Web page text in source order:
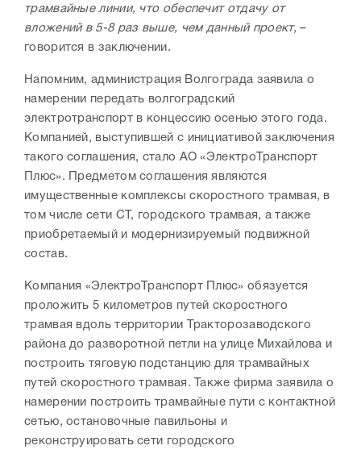
трамвайные линии, что обеспечит отдачу от
вложений в 5-8 раз выше, чем данный проект,–
говорится в заключении.
Напомним, администрация Волгограда заявила о
намерении передать волгоградский
электротранспорт в концессию осенью этого года.
Компанией, выступившей с инициативой заключения
такого соглашения, стало АО «ЭлектроТранспорт
Плюс». Предметом соглашения являются
имущественные комплексы скоростного трамвая, в
том числе сети СТ, городского трамвая, а также
приобретаемый и модернизируемый подвижной
состав.
Компания «ЭлектроТранспорт Плюс» обязуется
проложить 5 километров путей скоростного
трамвая вдоль территории Тракторозаводского
района до разворотной петли на улице Михайлова и
построить тяговую подстанцию для трамвайных
путей скоростного трамвая. Также фирма заявила о
намерении построить трамвайные пути с контактной
сетью, остановочные павильоны и
реконструировать сети городского